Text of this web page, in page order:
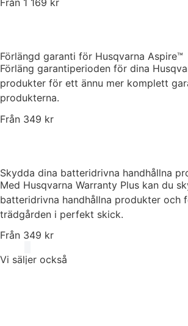
Från 1 169 kr
Förlängd garanti för Husqvarna Aspire™
Förläng garantiperioden för dina
produkter för ett ännu mer komplett
produkterna.
Från 349 kr
Skydda dina batteridrivna handhållna
Med Husqvarna Warranty Plus kan du
batteridrivna handhållna produkter och
trädgården i perfekt skick.
Från 349 kr
Vi säljer också